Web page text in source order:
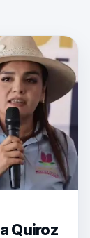
Quiroz